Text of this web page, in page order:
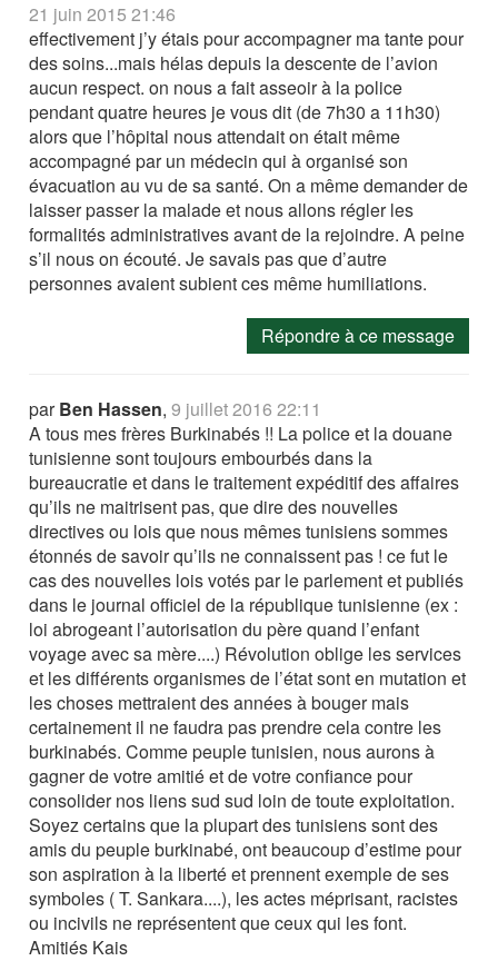
21 juin 2015 21:46
effectivement j’y étais pour accompagner ma tante pour
des soins...mais hélas depuis la descente de l’avion
aucun respect. on nous a fait asseoir à la police
pendant quatre heures je vous dit (de 7h30 a 11h30)
alors que l’hôpital nous attendait on était même
accompagné par un médecin qui à organisé son
évacuation au vu de sa santé. On a même demander de
laisser passer la malade et nous allons régler les
formalités administratives avant de la rejoindre. A peine
s’il nous on écouté. Je savais pas que d’autre
personnes avaient subient ces même humiliations.
Répondre à ce message
parBen Hassen,9 juillet 2016 22:11
A tous mes frères Burkinabés !! La police et la douane
tunisienne sont toujours embourbés dans la
bureaucratie et dans le traitement expéditif des affaires
qu’ils ne maitrisent pas, que dire des nouvelles
directives ou lois que nous mêmes tunisiens sommes
étonnés de savoir qu’ils ne connaissent pas ! ce fut le
cas des nouvelles lois votés par le parlement et publiés
dans le journal officiel de la république tunisienne (ex :
loi abrogeant l’autorisation du père quand l’enfant
voyage avec sa mère....) Révolution oblige les services
et les différents organismes de l’état sont en mutation et
les choses mettraient des années à bouger mais
certainement il ne faudra pas prendre cela contre les
burkinabés. Comme peuple tunisien, nous aurons à
gagner de votre amitié et de votre confiance pour
consolider nos liens sud sud loin de toute exploitation.
Soyez certains que la plupart des tunisiens sont des
amis du peuple burkinabé, ont beaucoup d’estime pour
son aspiration à la liberté et prennent exemple de ses
symboles ( T. Sankara....), les actes méprisant, racistes
ou incivils ne représentent que ceux qui les font.
Amitiés Kais